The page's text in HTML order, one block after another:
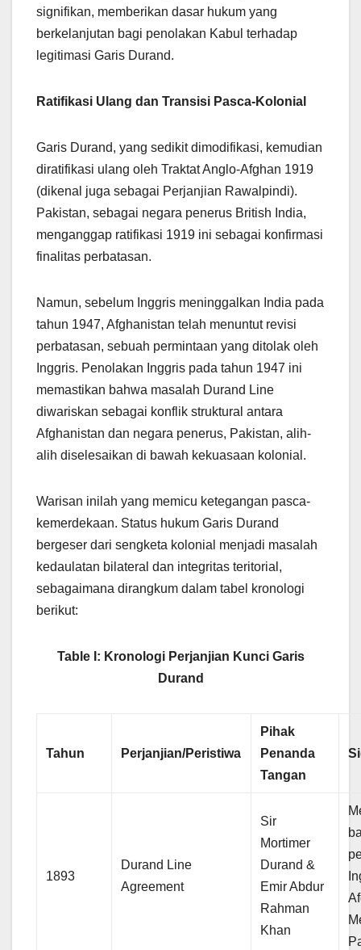
signifikan, memberikan dasar hukum yang
berkelanjutan bagi penolakan Kabul terhadap
legitimasi Garis Durand.
Ratifikasi Ulang dan Transisi Pasca-Kolonial
Garis Durand, yang sedikit dimodifikasi, kemudian
diratifikasi ulang oleh Traktat Anglo-Afghan 1919
(dikenal juga sebagai Perjanjian Rawalpindi).
Pakistan, sebagai negara penerus British India,
menganggap ratifikasi 1919 ini sebagai konfirmasi
finalitas perbatasan.
Namun, sebelum Inggris meninggalkan India pada
tahun 1947, Afghanistan telah menuntut revisi
perbatasan, sebuah permintaan yang ditolak oleh
Inggris. Penolakan Inggris pada tahun 1947 ini
memastikan bahwa masalah Durand Line
diwariskan sebagai konflik struktural antara
Afghanistan dan negara penerus, Pakistan, alih-
alih diselesaikan di bawah kekuasaan kolonial.
Warisan inilah yang memicu ketegangan pasca-
kemerdekaan. Status hukum Garis Durand
bergeser dari sengketa kolonial menjadi masalah
kedaulatan bilateral dan integritas teritorial,
sebagaimana dirangkum dalam tabel kronologi
berikut:
Table I: Kronologi Perjanjian Kunci Garis
Durand
Tahun Perjanjian/Peristiwa
Pihak
Penanda
Tangan
1893
Durand Line
Agreement
Sir
Mortimer
Durand &
Emir Abdur
Rahman
Khan